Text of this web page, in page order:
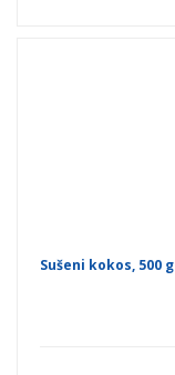
Sušeni kokos, 500 g